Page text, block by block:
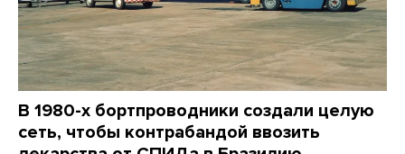
В 1980-х бортпроводники создали целую
сеть, чтобы контрабандой ввозить